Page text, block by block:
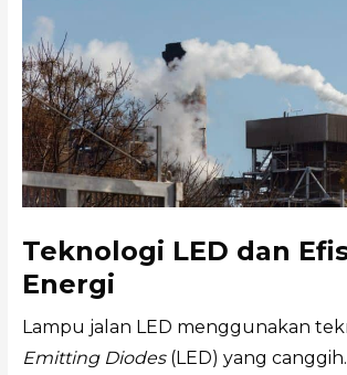
Teknologi LED dan
Energi
Lampu jalan LED menggunakan
Emitting Diodes (LED) yang